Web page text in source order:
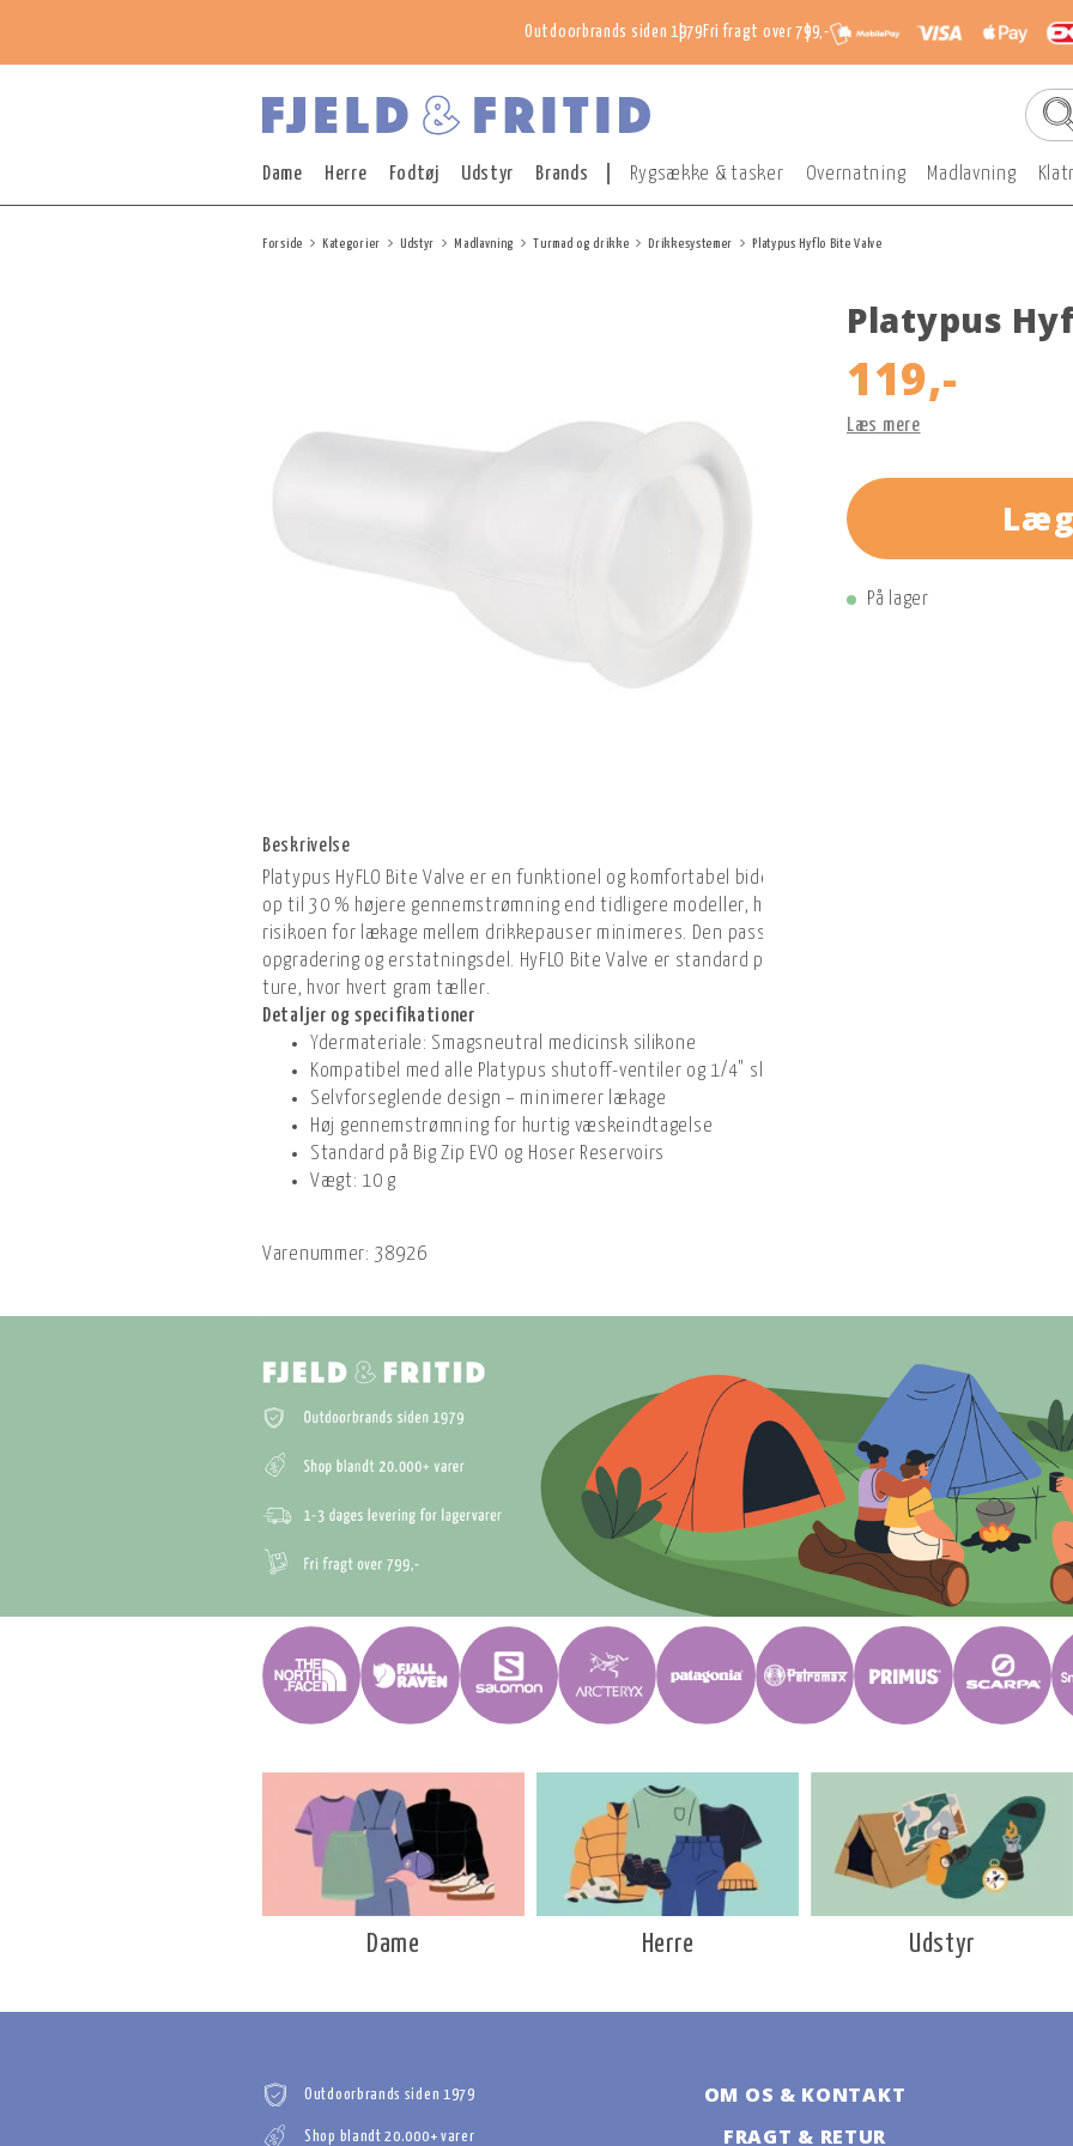
Outdoorbrands siden 1979 Fri fragt over 799,-
Dame Herre Fodtøj Udstyr Brands Rygsække & tasker Overnatning Madlavning
Forside Kategorier Udstyr Madlavning Turmad og drikke Drikkesystemer Platypus Hyflo Bite Valve
Beskrivelse
Platypus HyFLO Bite Valve er en funktionel og komfortabel bideventil fremstillet af smagsneutral
op til 30 % højere gennemstrømning end tidligere modeller, hvilket giver hurtigere
risikoen for lækage mellem drikkepauser minimeres. Den passer til alle Platypus shutoff-ventiler og
opgradering og erstatningsdel. HyFLO Bite Valve er standard på Big Zip EVO og Hoser
ture, hvor hvert gram tæller.
Detaljer og specifikationer
Ydermateriale: Smagsneutral medicinsk silikone
Kompatibel med alle Platypus shutoff-ventiler og 1/4" slanger
Selvforseglende design – minimerer lækage
Høj gennemstrømning for hurtig væskeindtagelse
Standard på Big Zip EVO og Hoser Reservoirs
Vægt: 10 g
Varenummer: 38926
Platypus
119,-
Læs mere
På lager
Dame Herre Udstyr
Outdoorbrands siden 1979
Shop blandt 20.000+ varer
OM OS & KONTAKT
FRAGT & RETUR